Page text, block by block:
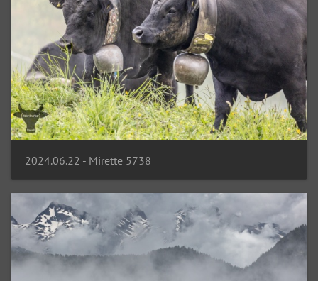
2024.06.22 - Mirette 5738